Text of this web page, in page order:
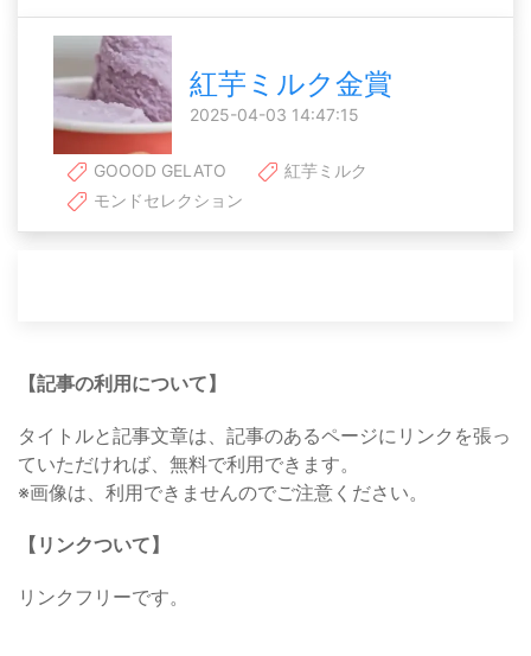
紅芋ミルク金賞
2025-04-03 14:47:15
GOOOD GELATO
紅芋ミルク
モンドセレクション
【記事の利用について】
タイトルと記事文章は、記事のあるページにリンクを張っ
ていただければ、無料で利用できます。
※画像は、利用できませんのでご注意ください。
【リンクついて】
リンクフリーです。